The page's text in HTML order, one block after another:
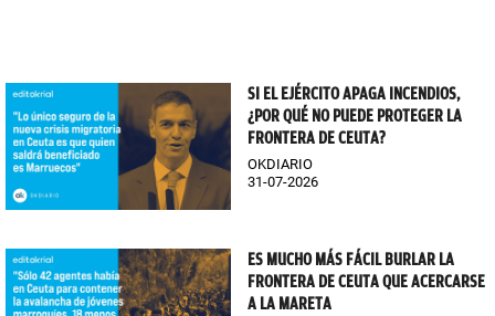
SI EL EJÉRCITO APAGA INCENDIOS,
¿POR QUÉ NO PUEDE PROTEGER LA
FRONTERA DE CEUTA?
OKDIARIO
31-07-2026
ES MUCHO MÁS FÁCIL BURLAR LA
FRONTERA DE CEUTA QUE ACERCARSE
A LA MARETA